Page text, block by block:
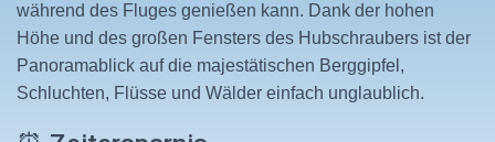
während des Fluges genießen kann. Dank der hohen
Höhe und des großen Fensters des Hubschraubers ist der
Panoramablick auf die majestätischen Berggipfel,
Schluchten, Flüsse und Wälder einfach unglaublich.